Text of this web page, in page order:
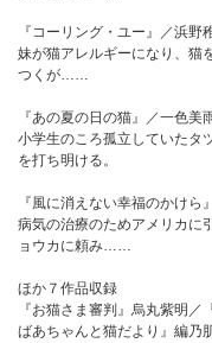
『コーリング・ユー』／浜野
妹が猫アレルギーになり、猫
つくが……
『あの夏の日の猫』／一色美
小学生のころ孤立していたタ
を打ち明ける。
『風に消えない幸福のかけら
病気の治療のためアメリカに
ョウカに頼み……
ほか７作品収録
『お猫さま審判』烏丸紫明
ばあちゃんと猫だより』編乃